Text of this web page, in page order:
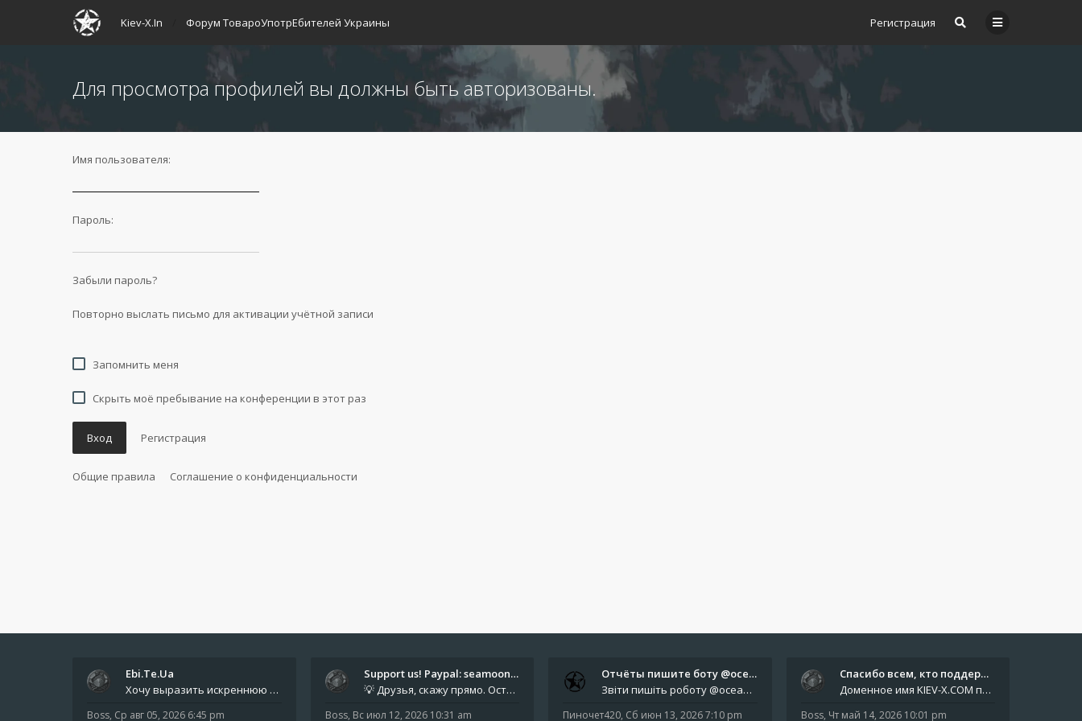
Регистрация
Kiev-X.In Форум ТовароУпотрЕбителей Украины
Для просмотра профилей вы должны быть авторизованы.
Имя пользователя:
Пароль:
Забыли пароль?
Повторно выслать письмо для активации учётной записи
Запомнить меня
Скрыть моё пребывание на конференции в этот раз
Вход Регистрация
Общие правила Соглашение о конфиденциальности
Ebi.Te.Ua
Хочу выразить искреннюю благодарность всем анонимным пользователям, которые поддержали наше сообщество финансово. Благод
Boss, Ср авг 05, 2026 6:45 pm
Support us! Paypal: seamoonpa…
💡 Друзья, скажу прямо. Осталось мало времени. За это время нам нужно закрыть последние обязательные расходы: около 500
Boss, Вс июл 12, 2026 10:31 am
Отчёты пишите боту @oceanfish…
Звіти пишіть роботу @oceanfishbotbot Друзі, важливе повідомлення для учасників форума. Основне звернення опублікован
Пиночет420, Сб июн 13, 2026 7:10 pm
Спасибо всем, кто поддерживае…
Доменное имя KIEV-X.COM продлено до третьей декады августа 2027 года! Спасибо всем анонимным пользователям, которые по
Boss, Чт май 14, 2026 10:01 pm